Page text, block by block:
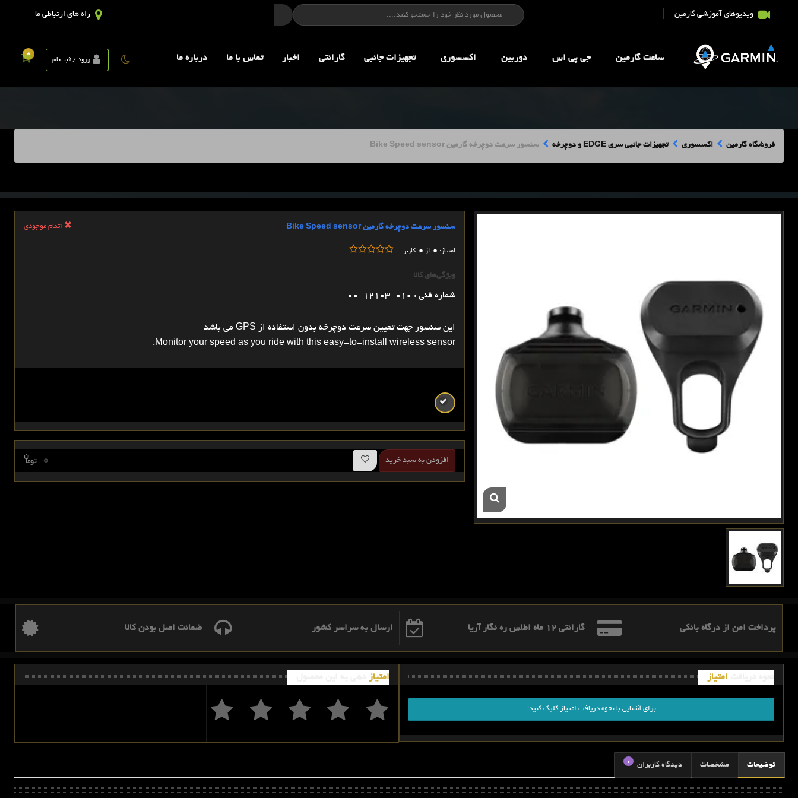
ویدیوهای آموزشی گارمین راه های ارتباطی ما
ورود / ثبت‌نام
0 ساعت گارمین جی پی اس دوربین اکسسوری تجهيزات جانبي گارانتی اخبار تماس با ما درباره ما
فروشگاه گارمین اکسسوری تجهیزات جانبی سری EDGE و دوچرخه سنسور سرعت دوچرخه گارمین Bike Speed sensor
سنسور سرعت دوچرخه گارمین Bike Speed sensor اتمام موجودی
امتیاز: 0 از 0 کاربر
ویژگی‌های کالا
شماره فنی : 010-12103-00
این سنسور جهت تعیین سرعت دوچرخه بدون استفاده از GPS می باشد
Monitor your speed as you ride with this easy-to-install wireless sensor.
افزودن به سبد خرید توما
ن 0
پرداخت امن از درگاه بانکی گارانتی 12 ماه اطلس ره نگار آریا ارسال به سراسر کشور ضمانت اصل بودن کالا
امتیاز
برای آشنایی با نحوه دریافت امتیاز کلیک کنید!
امتیاز
توضیحات مشخصات 0 دیدگاه کاربران